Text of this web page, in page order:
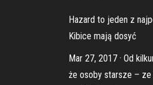
Hazard to jeden z
Kibice mają dosyć
Mar 27, 2017 · Od
że osoby starsze – ze